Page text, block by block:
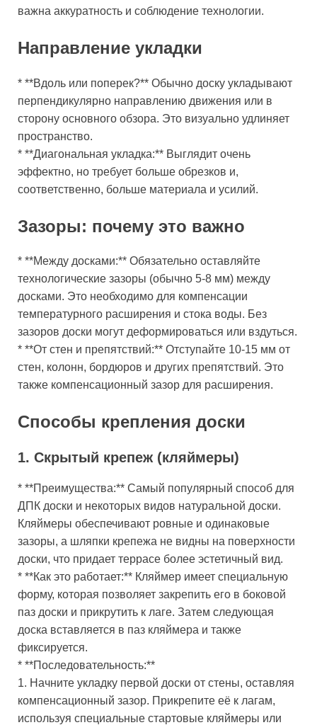
важна аккуратность и соблюдение технологии.
Направление укладки
* **Вдоль или поперек?** Обычно доску укладывают
перпендикулярно направлению движения или в
сторону основного обзора. Это визуально удлиняет
пространство.
* **Диагональная укладка:** Выглядит очень
эффектно, но требует больше обрезков и,
соответственно, больше материала и усилий.
Зазоры: почему это важно
* **Между досками:** Обязательно оставляйте
технологические зазоры (обычно 5-8 мм) между
досками. Это необходимо для компенсации
температурного расширения и стока воды. Без
зазоров доски могут деформироваться или вздуться.
* **От стен и препятствий:** Отступайте 10-15 мм от
стен, колонн, бордюров и других препятствий. Это
также компенсационный зазор для расширения.
Способы крепления доски
1. Скрытый крепеж (кляймеры)
* **Преимущества:** Самый популярный способ для
ДПК доски и некоторых видов натуральной доски.
Кляймеры обеспечивают ровные и одинаковые
зазоры, а шляпки крепежа не видны на поверхности
доски, что придает террасе более эстетичный вид.
* **Как это работает:** Кляймер имеет специальную
форму, которая позволяет закрепить его в боковой
паз доски и прикрутить к лаге. Затем следующая
доска вставляется в паз кляймера и также
фиксируется.
* **Последовательность:**
1. Начните укладку первой доски от стены, оставляя
компенсационный зазор. Прикрепите её к лагам,
используя специальные стартовые кляймеры или